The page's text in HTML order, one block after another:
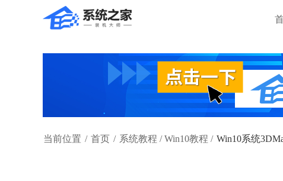
当前位置 / 首页 / 系统教程 /Win10教程 / Win10系统